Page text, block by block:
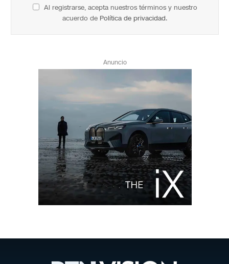
Al registrarse, acepta nuestros términos y nuestro
acuerdo de Política de privacidad.
Anuncio